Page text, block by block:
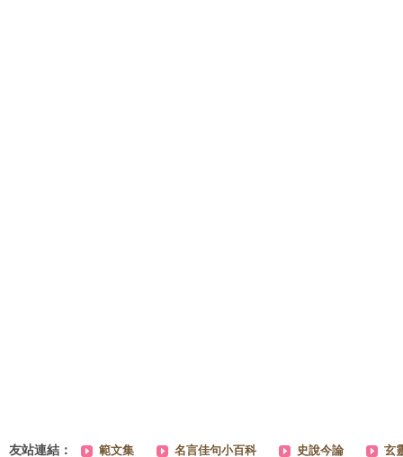
友站連結： 範文集 名言佳句小百科 史說今論 玄